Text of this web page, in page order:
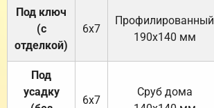
Под ключ
(с
отделкой)
6х7
Профилированный
190х140 мм
Под
усадку
6х7
Cруб дома